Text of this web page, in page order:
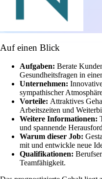
Auf einen Blick
Aufgaben: Berate
Gesundheitsfragen in
Unternehmen:
sympathischer
Vorteile: Attraktives
Arbeitszeiten und
Weitere Informationen:
und spannende
Warum dieser Job:
mit und entwickle neue
Qualifikationen:
Teamfähigkeit.